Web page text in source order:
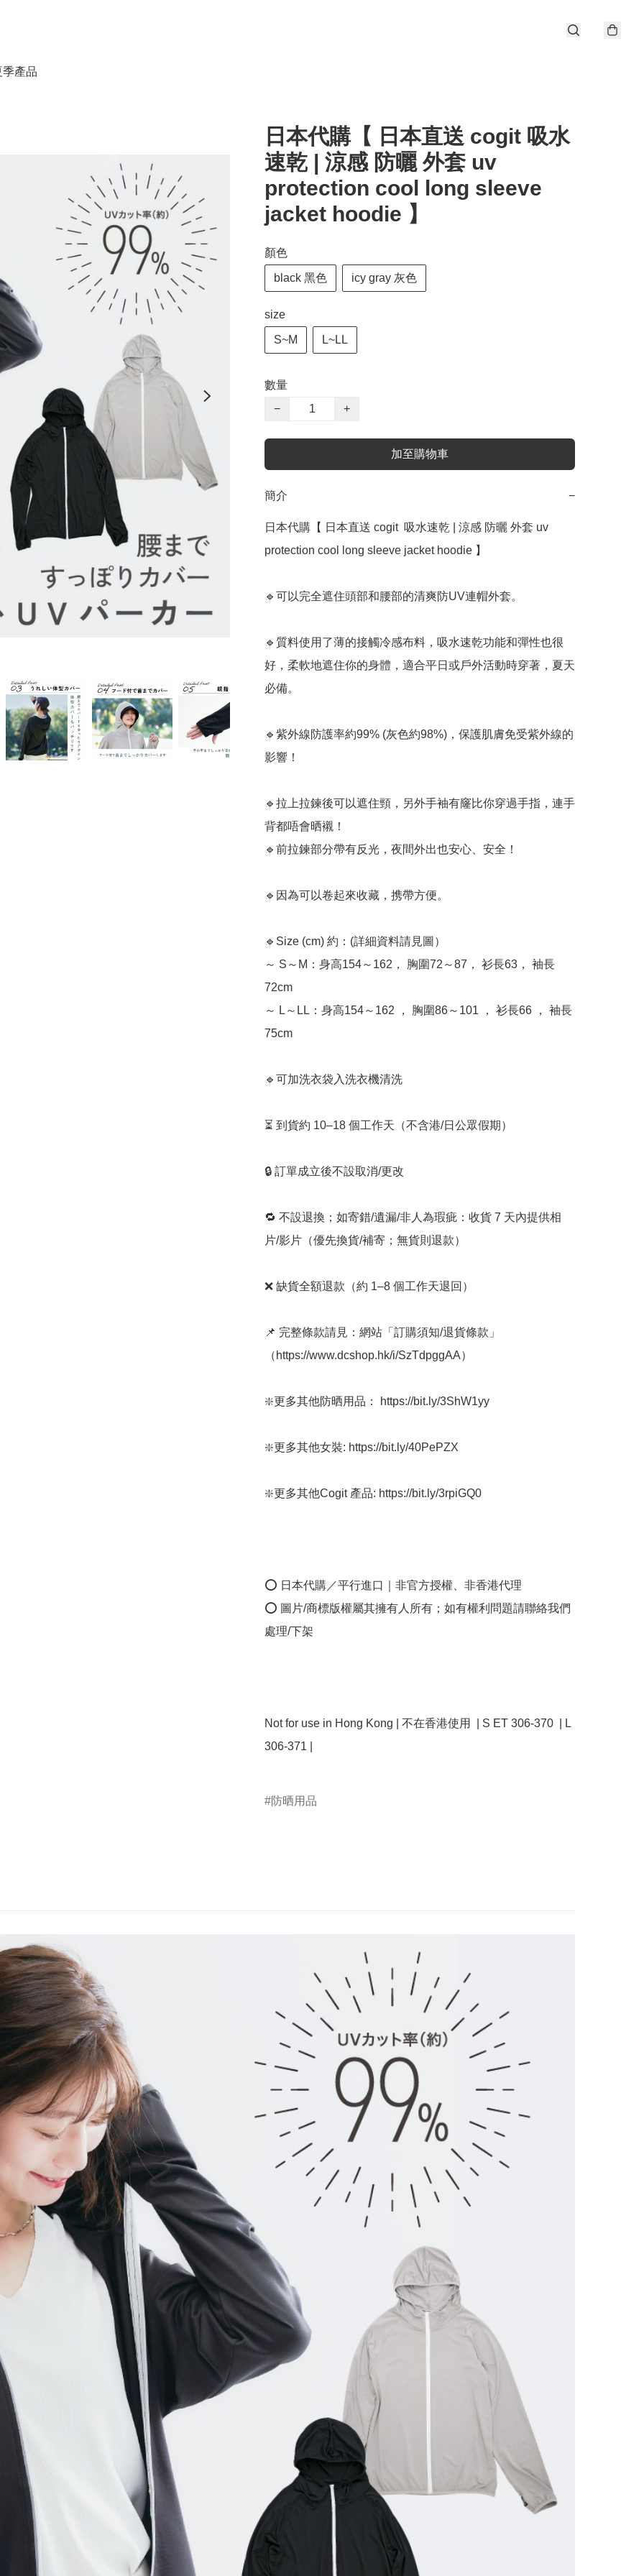
產品
日本代購【 日本直送 cogit 吸水
速乾 | 涼感 防曬 外套 uv
protection cool long sleeve
jacket hoodie 】
顏色
black 黑色 icy gray 灰色
size
S~M L~LL
數量
−
+
加至購物車
簡介 −
日本代購【 日本直送 cogit  吸水速乾 | 涼感 防曬 外套 uv
protection cool long sleeve jacket hoodie 】
🔹可以完全遮住頭部和腰部的清爽防UV連帽外套。
🔹質料使用了薄的接觸冷感布料，吸水速乾功能和彈性也很
好，柔軟地遮住你的身體，適合平日或戶外活動時穿著，夏天
必備。
🔹紫外線防護率約99% (灰色約98%)，保護肌膚免受紫外線的
影響！
🔹拉上拉鍊後可以遮住頸，另外手袖有窿比你穿過手指，連手
背都唔會晒襯！
🔹前拉鍊部分帶有反光，夜間外出也安心、安全！
🔹因為可以卷起來收藏，携帶方便。
🔹Size (cm) 約：(詳細資料請見圖）
～ S～M：身高154～162， 胸圍72～87， 衫長63， 袖長
72cm
～ L～LL：身高154～162 ， 胸圍86～101 ， 衫長66 ， 袖長
75cm
🔹可加洗衣袋入洗衣機清洗
⏳ 到貨約 10–18 個工作天（不含港/日公眾假期）
🔒 訂單成立後不設取消/更改
🔁 不設退換；如寄錯/遺漏/非人為瑕疵：收貨 7 天內提供相
片/影片（優先換貨/補寄；無貨則退款）
❌ 缺貨全額退款（約 1–8 個工作天退回）
📌 完整條款請見：網站「訂購須知/退貨條款」
（https://www.dcshop.hk/i/SzTdpggAA）
❇️更多其他防晒用品： https://bit.ly/3ShW1yy
❇️更多其他女裝: https://bit.ly/40PePZX
❇️更多其他Cogit 產品: https://bit.ly/3rpiGQ0
⭕ 日本代購／平行進口｜非官方授權、非香港代理
⭕ 圖片/商標版權屬其擁有人所有；如有權利問題請聯絡我們
處理/下架
Not for use in Hong Kong | 不在香港使用  | S ET 306-370  | L
306-371 |
防晒用品